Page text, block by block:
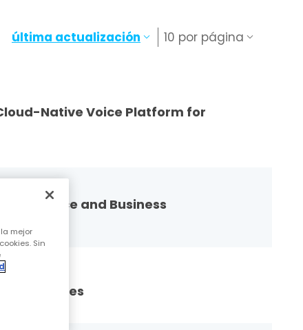
última actualización 10 por página
Native Voice Platform for
and Business
AudioCodes
mejor
Sin